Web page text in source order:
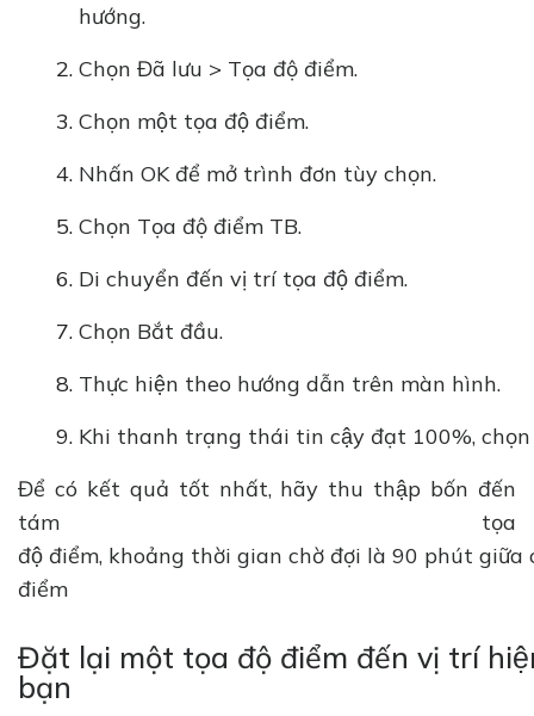
hướng.
Chọn Đã lưu > Tọa độ điểm.
Chọn một tọa độ điểm.
Nhấn OK để mở trình đơn tùy chọn.
Chọn Tọa độ điểm TB.
Di chuyển đến vị trí tọa độ điểm.
Chọn Bắt đầu.
Thực hiện theo hướng dẫn trên màn hình.
Khi thanh trạng thái tin cậy đạt 100%, chọn
Để có kết quả tốt nhất, hãy thu thập bốn đến
tám tọa
độ điểm, khoảng thời gian chờ đợi là 90 phút giữa
điểm
Đặt lại một tọa độ điểm đến vị trí
bạn